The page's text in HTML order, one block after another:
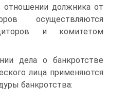
отношении должника от
осуществляются
и комитетом
дела о банкротстве
лица применяются
банкротства: